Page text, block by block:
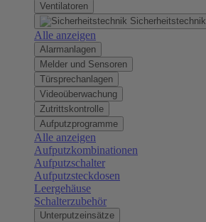
Ventilatoren
Sicherheitstechnik
Alle anzeigen
Alarmanlagen
Melder und Sensoren
Türsprechanlagen
Videoüberwachung
Zutrittskontrolle
Aufputzprogramme
Alle anzeigen
Aufputzkombinationen
Aufputzschalter
Aufputzsteckdosen
Leergehäuse
Schalterzubehör
Unterputzeinsätze